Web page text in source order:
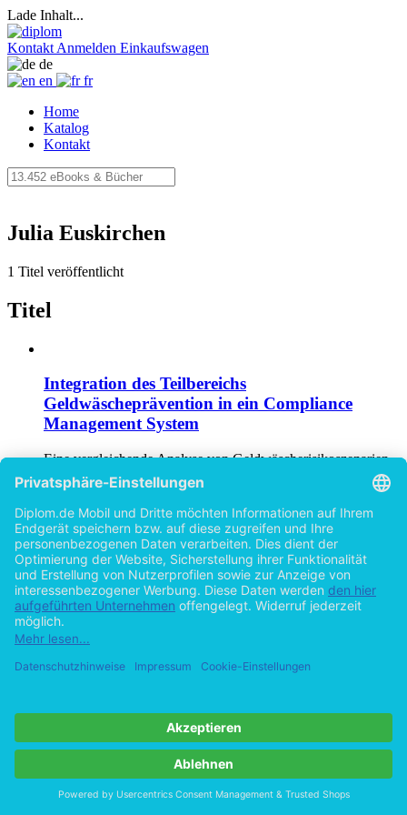
Lade Inhalt...
Kontakt Anmelden Einkaufswagen
de
en
fr
Home
Katalog
Kontakt
Julia Euskirchen
1 Titel veröffentlicht
Titel
Integration des Teilbereichs
Geldwäscheprävention in ein Compliance
Management System
Eine vergleichende Analyse von Geldwäscherisikoszenarien
anhand verschiedener Konzernstrukturen
vonJulia Euskirchen (Autor:in)
©2016 Masterarbeit 152 Seiten
Hilfe/FAQ
Impressum
Datenschutz
AGB
Vertrag widerrufen
Zur Desktop-Version
byOpen Publishing